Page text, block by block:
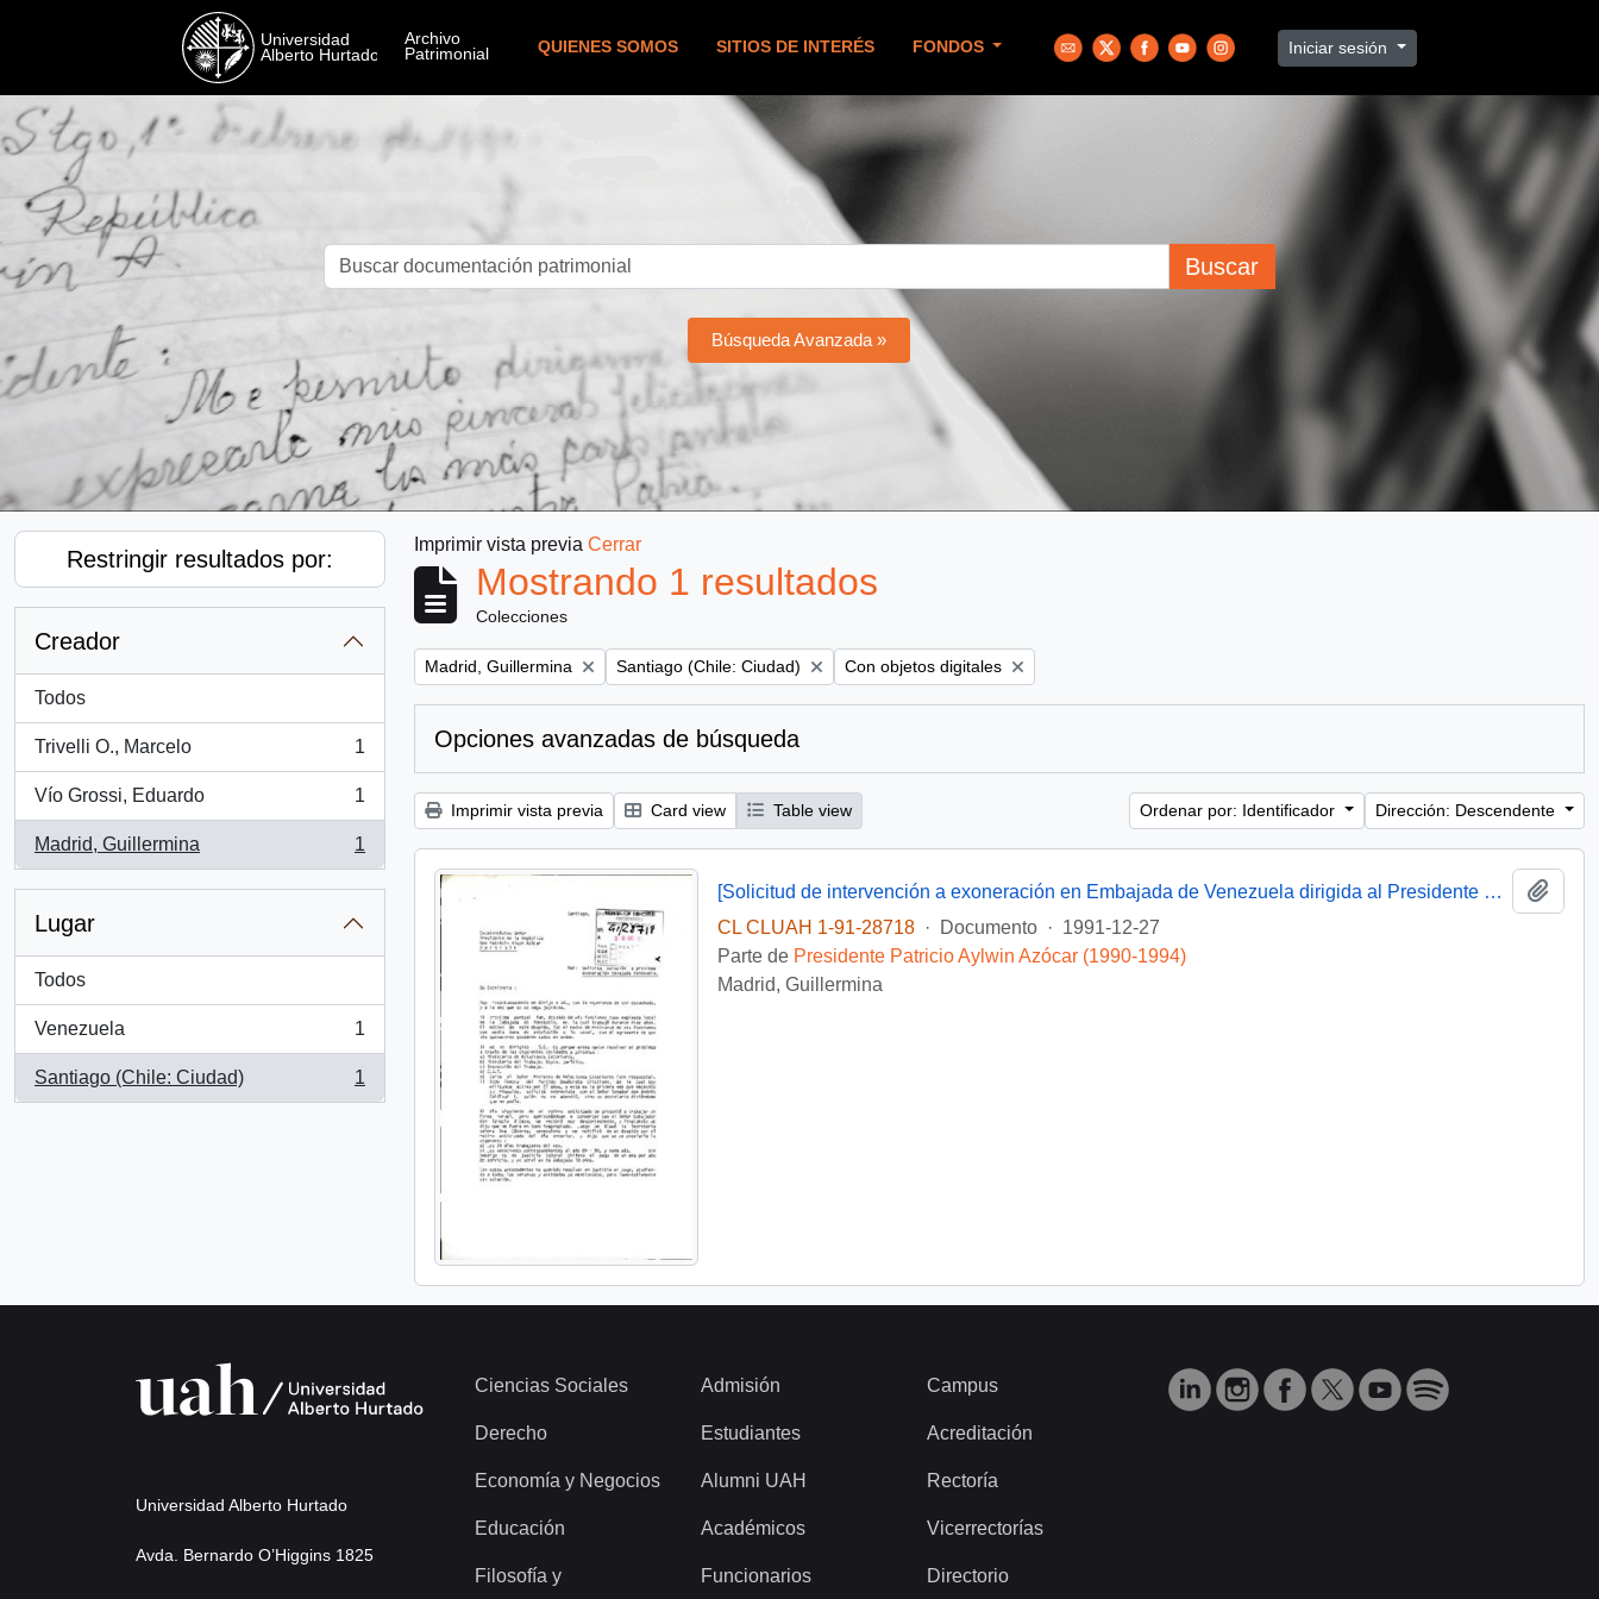
QUIENES SOMOS SITIOS DE INTERÉS FONDOS Iniciar sesión
Buscar
Búsqueda Avanzada »
Restringir resultados por:
Creador
Todos
Trivelli O., Marcelo
, 1 resultados
1
Vío Grossi, Eduardo
, 1 resultados
1
Madrid, Guillermina
, 1 resultados
1
Lugar
Todos
Venezuela
, 1 resultados
1
Santiago (Chile: Ciudad)
, 1 resultados
1
Imprimir vista previa Cerrar
Mostrando 1 resultados
Colecciones
Remove filter:
Madrid, Guillermina Remove filter:
Santiago (Chile: Ciudad) Remove filter:
Con objetos digitales
Opciones avanzadas de búsqueda
Imprimir vista previa Card view Table view Ordenar por: Identificador Dirección: Descendente
[Solicitud de intervención a exoneración en Embajada de Venezuela dirigida al Presidente Patricio Aylwin]
CL CLUAH 1-91-28718
· Documento · 1991-12-27
Parte de Presidente Patricio Aylwin Azócar (1990-1994)
Madrid, Guillermina
Universidad Alberto Hurtado
Avda. Bernardo O’Higgins 1825
Ciencias Sociales
Derecho
Economía y Negocios
Educación
Filosofía y
Admisión
Estudiantes
Alumni UAH
Académicos
Funcionarios
Campus
Acreditación
Rectoría
Vicerrectorías
Directorio